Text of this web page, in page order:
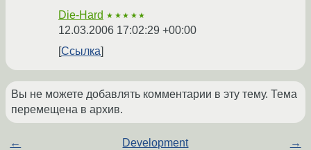
Die-Hard ★★★★★
12.03.2006 17:02:29 +00:00
Ссылка
Вы не можете добавлять комментарии в эту тему. Тема
перемещена в архив.
← Development →